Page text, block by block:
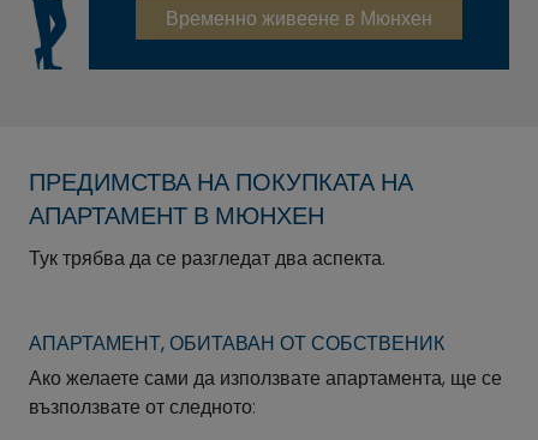
Временно живеене в Мюнхен
ПРЕДИМСТВА НА ПОКУПКАТА НА
АПАРТАМЕНТ В МЮНХЕН
Тук трябва да се разгледат два аспекта.
АПАРТАМЕНТ, ОБИТАВАН ОТ СОБСТВЕНИК
Ако желаете сами да използвате апартамента, ще се
възползвате от следното: